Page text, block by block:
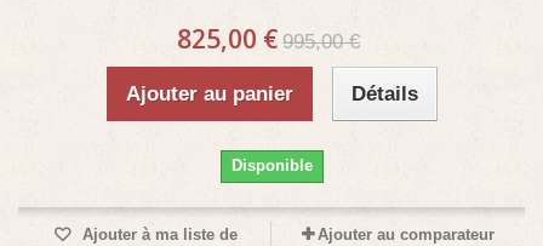
825,00 € 995,00 €
Ajouter au panier Détails
Disponible
Ajouter à ma liste de
Ajouter au comparateur